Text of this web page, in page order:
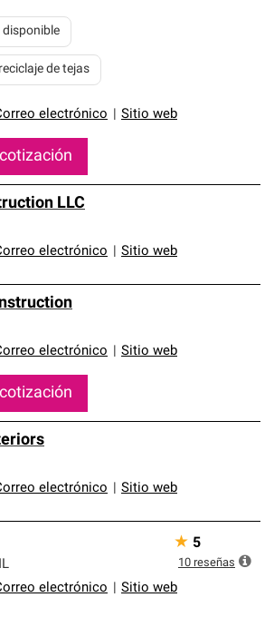
electrónico Sitio web
disponible
de tejas
LLC
electrónico Sitio web
electrónico Sitio web
electrónico Sitio web
IL
electrónico Sitio web
★ 5
10 reseñas